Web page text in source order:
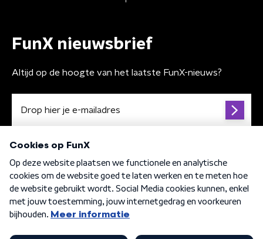
FunX nieuwsbrief
Altijd op de hoogte van het laatste FunX-nieuws?
Algemene voorwaarden Privacybeleid